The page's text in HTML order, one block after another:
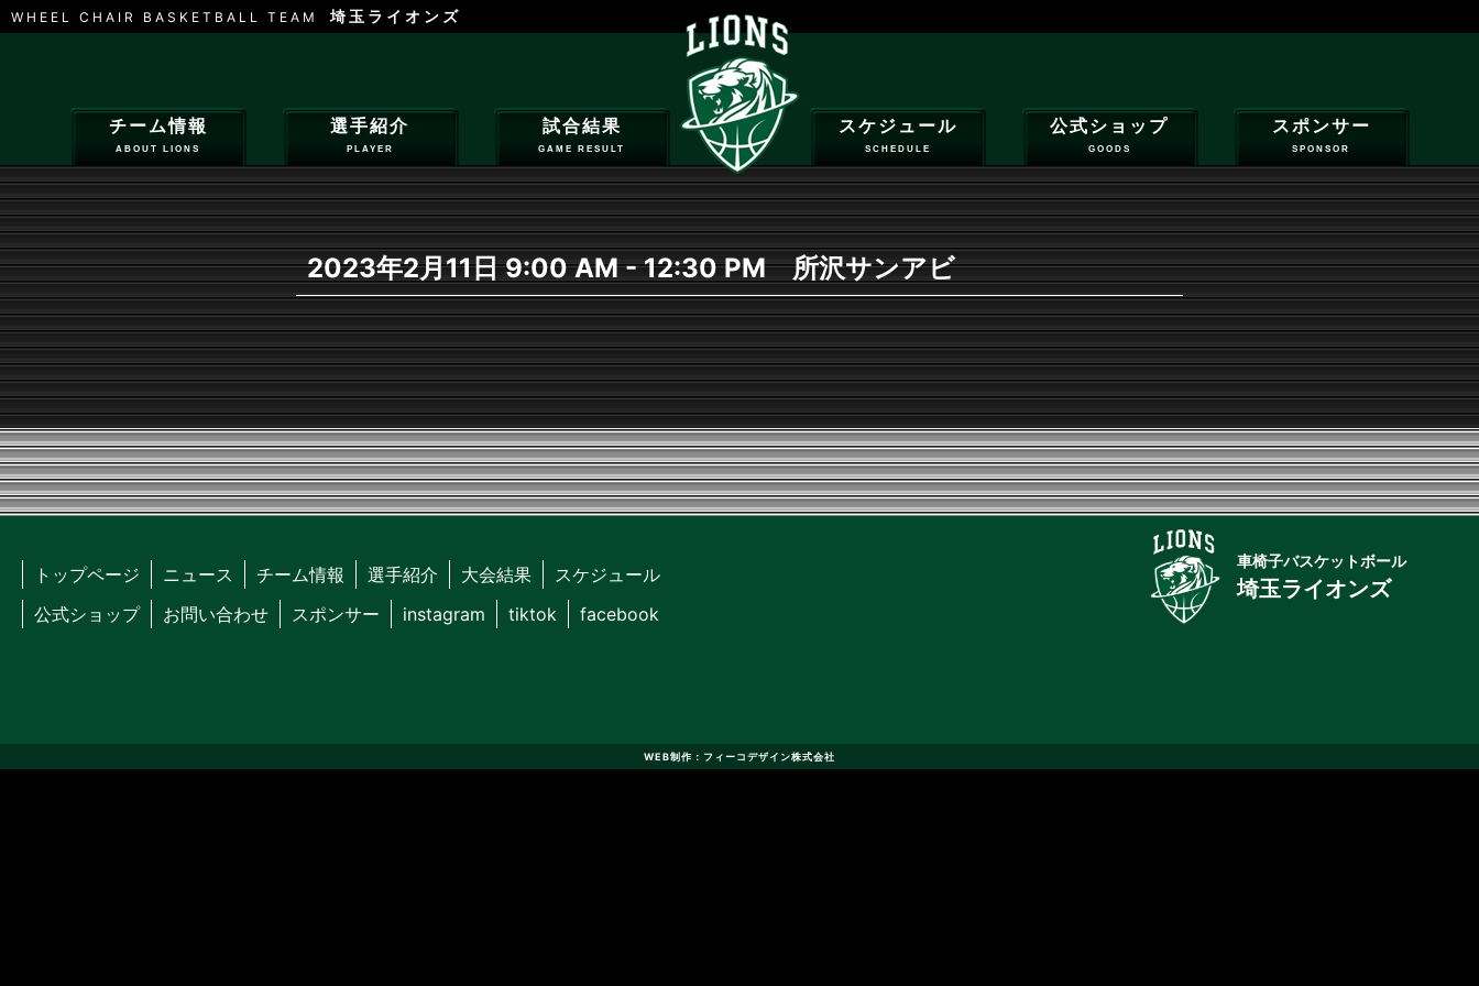
WHEEL CHAIR BASKETBALL TEAM 埼玉ライオンズ
チーム情報
ABOUT LIONS
選手紹介
PLAYER
試合結果
GAME RESULT
スケジュール
SCHEDULE
公式ショップ
GOODS
スポンサー
SPONSOR
2023年2月11日 9:00 AM - 12:30 PM 所沢サンアビ
車椅子バスケットボール
埼玉ライオンズ
トップページ ニュース チーム情報 選手紹介 大会結果
スケジュール
公式ショップ
お問い合わせ スポンサー instagram tiktok facebook
WEB制作：フィーコデザイン株式会社